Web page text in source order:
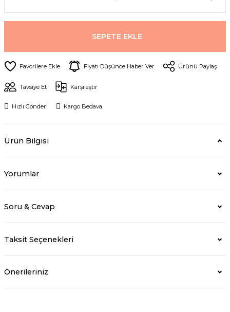
SEPETE EKLE
Fiyatı Düşünce Haber Ver Ürünü Paylaş
Tavsiye Et Karşılaştır
Hızlı Gönderi Kargo Bedava
Ürün Bilgisi
Yorumlar
Soru & Cevap
Taksit Seçenekleri
Önerileriniz